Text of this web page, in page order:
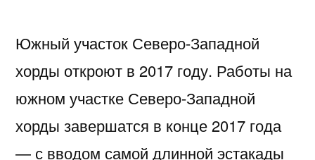
Южный участок Северо-Западной
хорды откроют в 2017 году. Работы на
южном участке Северо-Западной
хорды завершатся в конце 2017 года
— с вводом самой длинной эстакады